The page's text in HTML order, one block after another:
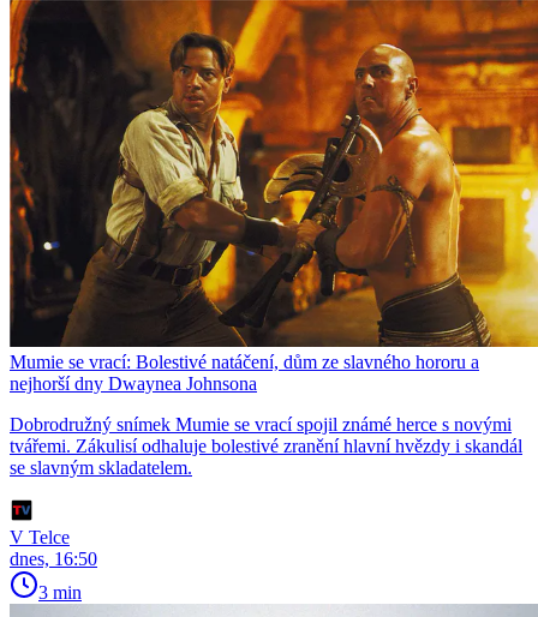
Mumie se vrací: Bolestivé natáčení, dům ze slavného hororu a
nejhorší dny Dwaynea Johnsona
Dobrodružný snímek Mumie se vrací spojil známé herce s novými
tvářemi. Zákulisí odhaluje bolestivé zranění hlavní hvězdy i skandál
se slavným skladatelem.
V Telce
dnes, 16:50
3 min